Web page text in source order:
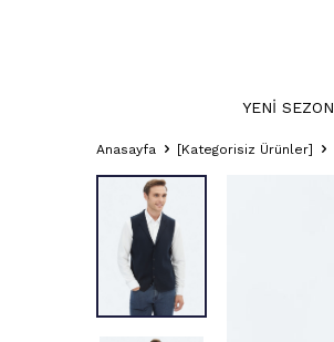
YENI SEZON
Anasayfa [Kategorisiz Ürünler]